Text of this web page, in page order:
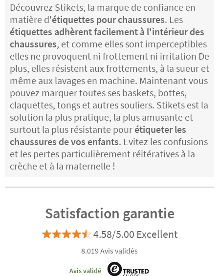
Découvrez Stikets, la marque de confiance en
matière d'étiquettes pour chaussures. Les
étiquettes adhèrent facilement à l'intérieur des
chaussures, et comme elles sont imperceptibles
elles ne provoquent ni frottement ni irritation De
plus, elles résistent aux frottements, à la sueur et
même aux lavages en machine. Maintenant vous
pouvez marquer toutes ses baskets, bottes,
claquettes, tongs et autres souliers. Stikets est la
solution la plus pratique, la plus amusante et
surtout la plus résistante pour étiqueter les
chaussures de vos enfants. Evitez les confusions
et les pertes particulièrement réitératives à la
crèche et à la maternelle !
Satisfaction garantie
4.58/5.00 Excellent
8.019 Avis validés
Avis validé